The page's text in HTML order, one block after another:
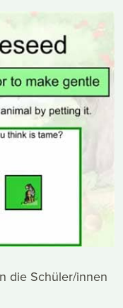
die Schüler/innen